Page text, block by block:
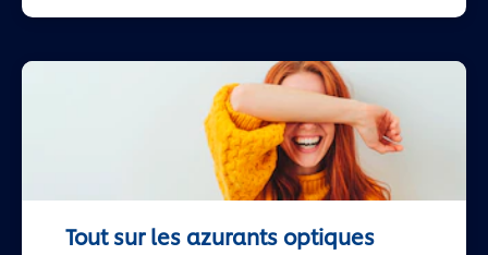
Tout sur les azurants optiques